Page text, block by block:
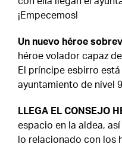
¡Empecemos!
Un nuevo héroe
héroe volador capaz
El príncipe esbirro
ayuntamiento de nivel
LLEGA EL CONSEJO
espacio en la aldea,
lo relacionado con los